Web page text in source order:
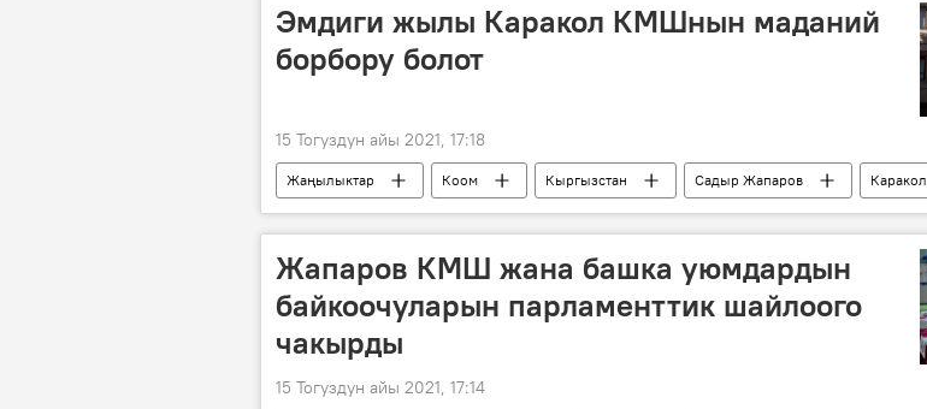
Эмдиги жылы Каракол КМШнын маданий
борбору болот
15 Тогуздун айы 2021, 17:18
Жаңылыктар Коом Кыргызстан Садыр Жапаров
Каракол
КМШ
макам
Жапаров КМШ жана башка уюмдардын
байкоочуларын парламенттик шайлоого
чакырды
15 Тогуздун айы 2021, 17:14